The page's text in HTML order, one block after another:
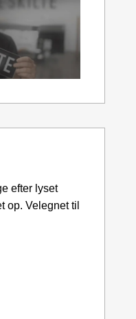
efter lyset
op. Velegnet til